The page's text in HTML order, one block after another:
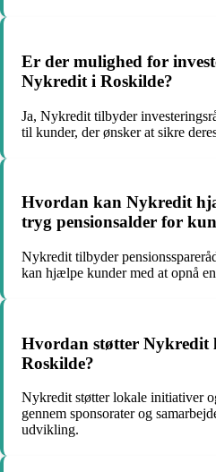
Er der mulighed for
Nykredit i Roskilde?
Ja, Nykredit tilbyder
til kunder, der ønsker at sikre
Hvordan kan Nykredit
tryg pensionsalder for
Nykredit tilbyder
kan hjælpe kunder med at opnå
Hvordan støtter Nykredit
Roskilde?
Nykredit støtter lokale initiativer
gennem sponsorater og
udvikling.